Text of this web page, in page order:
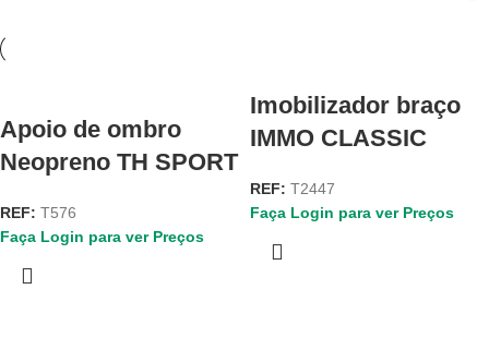
Apoio de ombro
Neopreno TH SPORT
REF: T576
Faça Login para ver Preços
Imobilizador braço
IMMO CLASSIC
REF: T2447
Faça Login para ver Preços